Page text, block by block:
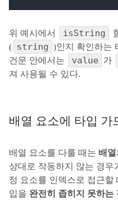
위 예시에서 isString
( string )인지 확인하는
건문 안에서는
value 가
져 사용될 수 있다.
배열 요소에 타입 가
배열 요소를 다룰 때는 배
상대로 작동하지 않는 경우
정 요소를 인덱스로 접근
입을 완전히 좁히지 못하는